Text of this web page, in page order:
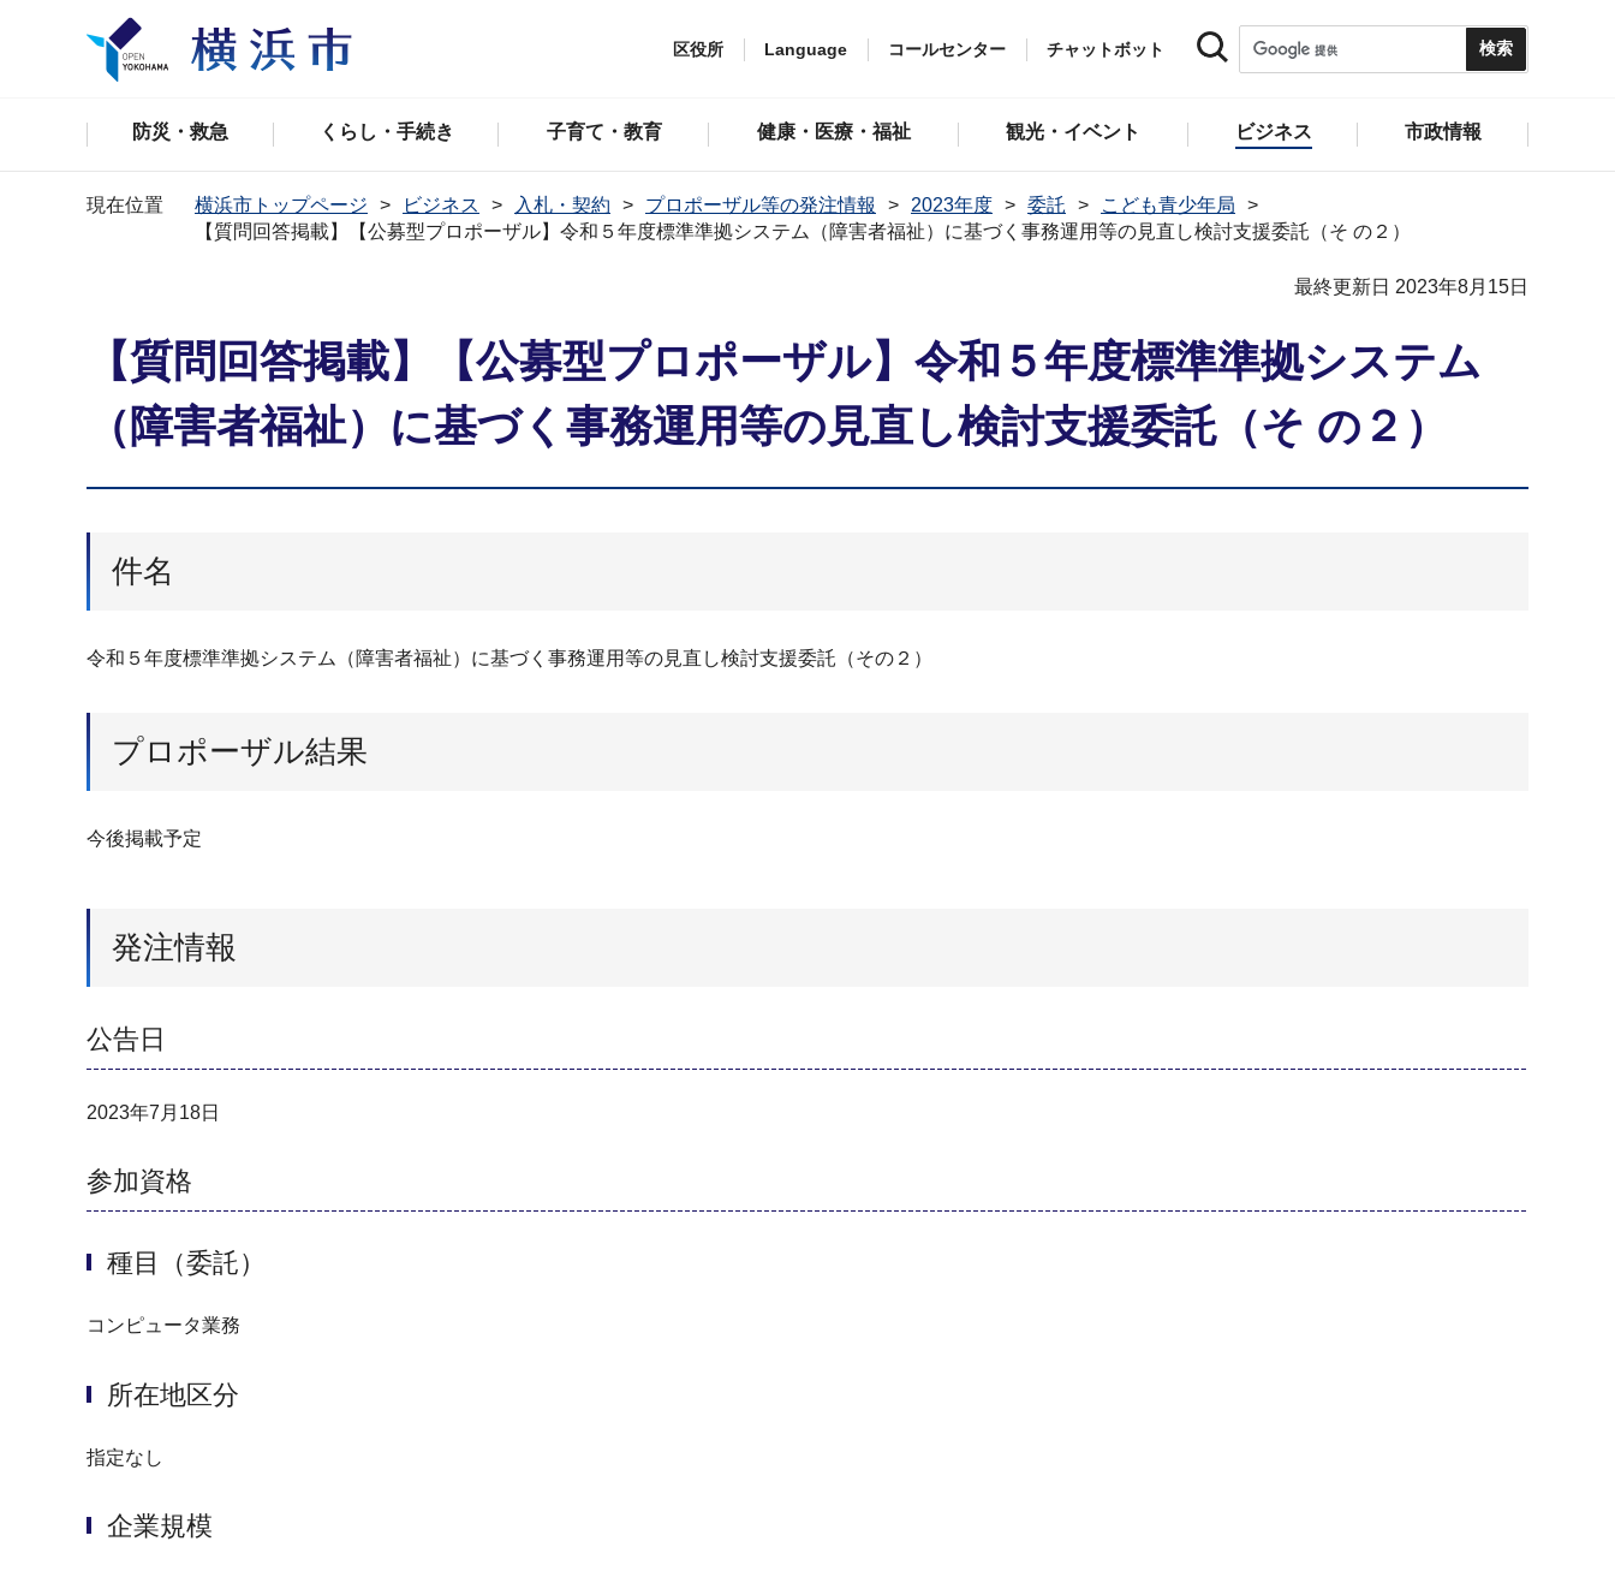
区役所 Language コールセンター チャットボット
防災・救急 くらし・手続き 子育て・教育 健康・医療・福祉 観光・イベント ビジネス 市政情報
現在位置 横浜市トップページ ビジネス 入札・契約 プロポーザル等の発注情報 2023年度 委託
こども青少年局
【質問回答掲載】【公募型プロポーザル】令和５年度標準準拠システム（障害者福祉）に基づく事務運用等の見直し検討支援委託（そ の２）
最終更新日 2023年8月15日
【質問回答掲載】【公募型プロポーザル】令和５年度標準準拠システム
（障害者福祉）に基づく事務運用等の見直し検討支援委託（そ の２）
件名
令和５年度標準準拠システム（障害者福祉）に基づく事務運用等の見直し検討支援委託（その２）
プロポーザル結果
今後掲載予定
発注情報
公告日
2023年7月18日
参加資格
種目（委託）
コンピュータ業務
所在地区分
指定なし
企業規模